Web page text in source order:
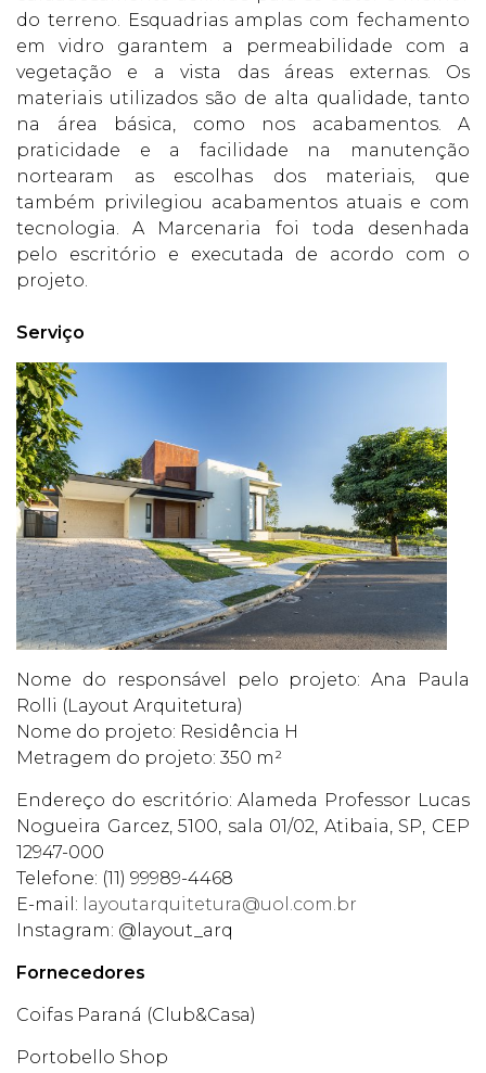
do terreno. Esquadrias amplas com fechamento
em vidro garantem a permeabilidade com a
vegetação e a vista das áreas externas. Os
materiais utilizados são de alta qualidade, tanto
na área básica, como nos acabamentos. A
praticidade e a facilidade na manutenção
nortearam as escolhas dos materiais, que
também privilegiou acabamentos atuais e com
tecnologia. A Marcenaria foi toda desenhada
pelo escritório e executada de acordo com o
projeto.
Serviço
Nome do responsável pelo projeto: Ana Paula
Rolli (Layout Arquitetura)
Nome do projeto: Residência H
Metragem do projeto: 350 m²
Endereço do escritório: Alameda Professor Lucas
Nogueira Garcez, 5100, sala 01/02, Atibaia, SP, CEP
12947-000
Telefone: (11) 99989-4468
E-mail: layoutarquitetura@uol.com.br
Instagram: @layout_arq
Fornecedores
Coifas Paraná (Club&Casa)
Portobello Shop